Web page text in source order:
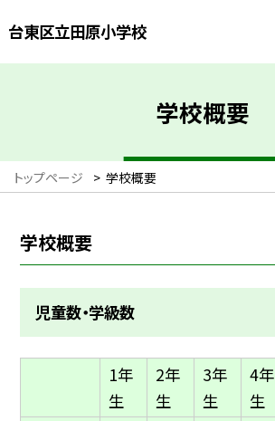
台東区立田原小学校
学校概要
トップページ > 学校概要
学校概要
児童数・学級数
1年
生
2年
生
3年
生
4年
生